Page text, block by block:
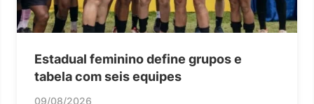
Estadual feminino define grupos e
tabela com seis equipes
09/08/2026